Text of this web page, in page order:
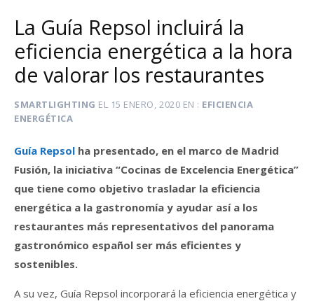
La Guía Repsol incluirá la
eficiencia energética a la hora
de valorar los restaurantes
SMARTLIGHTING EL 15 ENERO, 2020 EN
EFICIENCIA
ENERGÉTICA
Guía Repsol ha presentado, en el marco de Madrid
Fusión, la iniciativa “Cocinas de Excelencia Energética”
que tiene como objetivo trasladar la eficiencia
energética a la gastronomía y ayudar así a los
restaurantes más representativos del panorama
gastronómico español ser más eficientes y
sostenibles.
A su vez, Guía Repsol incorporará la eficiencia energética y